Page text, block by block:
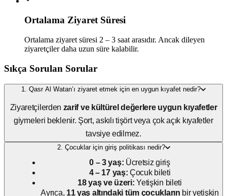
Ortalama Ziyaret Süresi
Ortalama ziyaret süresi 2 – 3 saat arasıdır. Ancak dileyen
ziyaretçiler daha uzun süre kalabilir.
Sıkça Sorulan Sorular
1. Qasr Al Watan’ı ziyaret etmek için en uygun kıyafet nedir?
Ziyaretçilerden zarif ve kültürel değerlere uygun kıyafetler
giymeleri beklenir. Şort, askılı tişört veya çok açık kıyafetler
tavsiye edilmez.
2. Çocuklar için giriş politikası nedir?
0 – 3 yaş: Ücretsiz giriş
4 – 17 yaş: Çocuk bileti
18 yaş ve üzeri: Yetişkin bileti
Ayrıca, 11 yaş altındaki tüm çocukların bir yetişkin